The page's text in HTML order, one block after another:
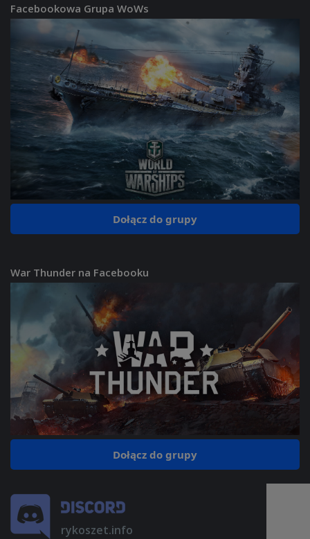
Facebookowa Grupa WoWs
Dołącz do grupy
War Thunder na Facebooku
Dołącz do grupy
rykoszet.info